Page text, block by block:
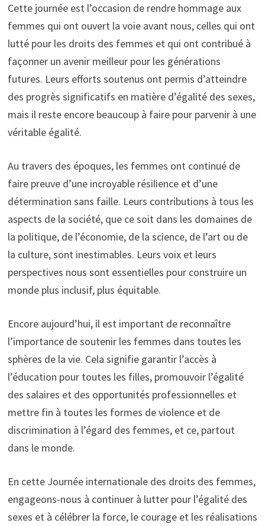
Cette journée est l’occasion de rendre hommage aux
femmes qui ont ouvert la voie avant nous, celles qui ont
lutté pour les droits des femmes et qui ont contribué à
façonner un avenir meilleur pour les générations
futures. Leurs efforts soutenus ont permis d’atteindre
des progrès significatifs en matière d’égalité des sexes,
mais il reste encore beaucoup à faire pour parvenir à une
véritable égalité.
Au travers des époques, les femmes ont continué de
faire preuve d’une incroyable résilience et d’une
détermination sans faille. Leurs contributions à tous les
aspects de la société, que ce soit dans les domaines de
la politique, de l’économie, de la science, de l’art ou de
la culture, sont inestimables. Leurs voix et leurs
perspectives nous sont essentielles pour construire un
monde plus inclusif, plus équitable.
Encore aujourd’hui, il est important de reconnaître
l’importance de soutenir les femmes dans toutes les
sphères de la vie. Cela signifie garantir l’accès à
l’éducation pour toutes les filles, promouvoir l’égalité
des salaires et des opportunités professionnelles et
mettre fin à toutes les formes de violence et de
discrimination à l’égard des femmes, et ce, partout
dans le monde.
En cette Journée internationale des droits des femmes,
engageons-nous à continuer à lutter pour l’égalité des
sexes et à célébrer la force, le courage et les réalisations